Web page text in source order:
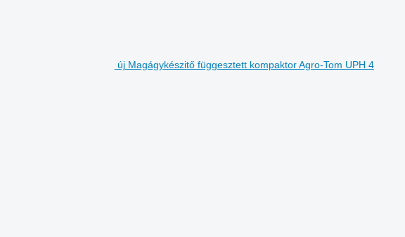
új Magágykészitő függesztett kompaktor Agro-Tom UPH 4